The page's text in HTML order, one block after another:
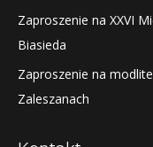
Zaproszenie na XXVI
Biasieda
Zaproszenie na
Zaleszanach